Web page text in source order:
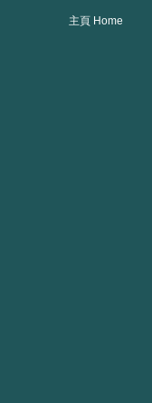
主頁 Home